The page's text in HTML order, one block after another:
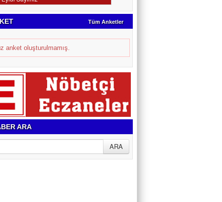
Tüm Anketler
anket oluşturulmamış.
ARA